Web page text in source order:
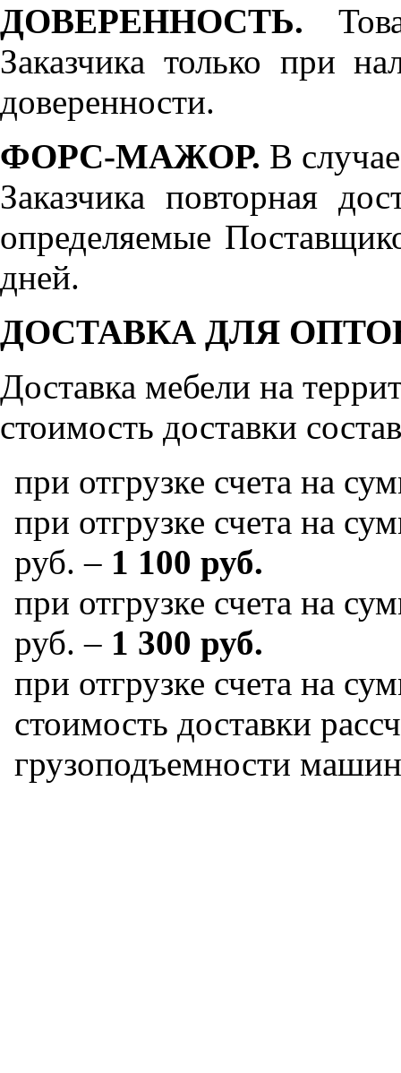
ДОВЕРЕННОСТЬ.
Заказчика только при
доверенности.
ФОРС-МАЖОР. В
Заказчика повторная
определяемые
дней.
ДОСТАВКА ДЛЯ
Доставка мебели на
стоимость доставки
при отгрузке счета на
при отгрузке счета на
руб. – 1 100 руб.
при отгрузке счета на
руб. – 1 300 руб.
при отгрузке счета на
стоимость доставки
грузоподъемности